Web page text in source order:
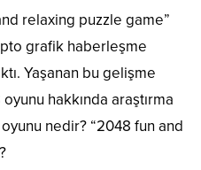
relaxing puzzle game”
grafik haberleşme
Yaşanan bu gelişme
hakkında araştırma
nedir? “2048 fun and